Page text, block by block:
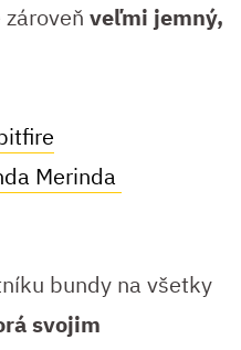
veľmi jemný,
Merinda
bundy na všetky
svojim